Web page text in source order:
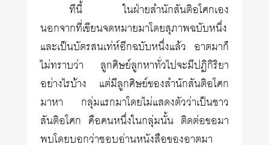
ทีนี้ ในฝ่ายสำนักสันติอโศกเอง
นอกจากที่เขียนจดหมายมาโดยสุภาพฉบับหนึ่ง
และเป็นบัตรสนเท่ห์อีกฉบับหนึ่งแล้ว อาตมาก็
ไม่ทราบว่า ลูกศิษย์ลูกหาทั่วไปจะมีปฏิกิริยา
อย่างไรบ้าง แต่มีลูกศิษย์ของสำนักสันติอโศก
มาหา กลุ่มแรกมาโดยไม่แสดงตัวว่าเป็นชาว
สันติอโศก คือคนหนึ่งในกลุ่มนั้น ติดต่อขอมา
พบโดยบอกว่าชอบอ่านหนังสือของอาตมา